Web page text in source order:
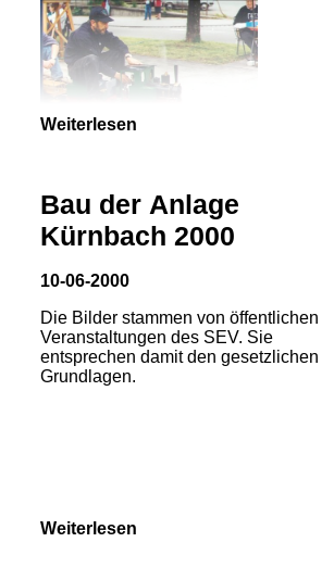
Weiterlesen
Bau der Anlage
Kürnbach 2000
10-06-2000
Die Bilder stammen von öffentlichen
Veranstaltungen des SEV. Sie
entsprechen damit den gesetzlichen
Grundlagen.
Weiterlesen